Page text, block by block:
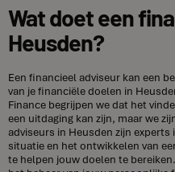
Wat doet een
Heusden?
Een financieel adviseur kan een
van je financiële doelen in
Finance begrijpen we dat het
een uitdaging kan zijn, maar we
adviseurs in Heusden zijn
situatie en het ontwikkelen van
te helpen jouw doelen te